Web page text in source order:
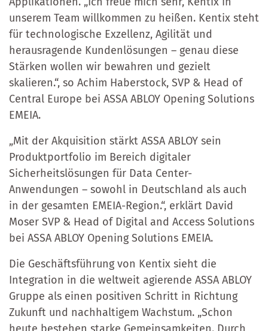
unserem Team willkommen zu heißen. Kentix steht
für technologische Exzellenz, Agilität und
herausragende Kundenlösungen – genau diese
Stärken wollen wir bewahren und gezielt
skalieren.“, so Achim Haberstock, SVP & Head of
Central Europe bei ASSA ABLOY Opening Solutions
EMEIA.
„Mit der Akquisition stärkt ASSA ABLOY sein
Produktportfolio im Bereich digitaler
Sicherheitslösungen für Data Center-
Anwendungen – sowohl in Deutschland als auch
in der gesamten EMEIA-Region.“, erklärt David
Moser SVP & Head of Digital and Access Solutions
bei ASSA ABLOY Opening Solutions EMEIA.
Die Geschäftsführung von Kentix sieht die
Integration in die weltweit agierende ASSA ABLOY
Gruppe als einen positiven Schritt in Richtung
Zukunft und nachhaltigem Wachstum. „Schon